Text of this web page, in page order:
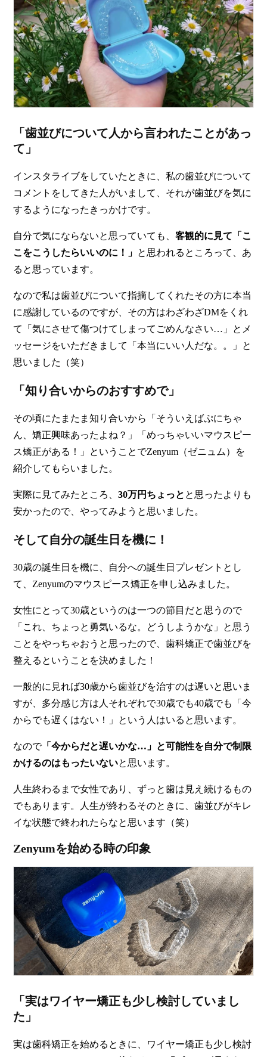
「歯並びについて人から言われたことがあっ
て」
インスタライブをしていたときに、私の歯並びについて
コメントをしてきた人がいまして、それが歯並びを気に
するようになったきっかけです。
自分で気にならないと思っていても、客観的に見て「こ
こをこうしたらいいのに！」 と思われるところって、あ
ると思っています。
なので私は歯並びについて指摘してくれたその方に本当
に感謝しているのですが、その方はわざわざDMをくれ
て「気にさせて傷つけてしまってごめんなさい…」とメ
ッセージをいただきまして「本当にいい人だな。。」と
思いました（笑）
「知り合いからのおすすめで」
その頃にたまたま知り合いから「そういえばぷにちゃ
ん、矯正興味あったよね？」「めっちゃいいマウスピー
ス矯正がある！」ということでZenyum（ゼニュム）を
紹介してもらいました。
実際に見てみたところ、30万円ちょっと と思ったよりも
安かったので、やってみようと思いました。
そして自分の誕生日を機に！
30歳の誕生日を機に、自分への誕生日プレゼントとし
て、Zenyumのマウスピース矯正を申し込みました。
女性にとって30歳というのは一つの節目だと思うので
「これ、ちょっと勇気いるな。どうしようかな」と思う
ことをやっちゃおうと思ったので、歯科矯正で歯並びを
整えるということを決めました！
一般的に見れば30歳から歯並びを治すのは遅いと思いま
すが、多分感じ方は人それぞれで30歳でも40歳でも「今
からでも遅くはない！」という人はいると思います。
なので「今からだと遅いかな…」と可能性を自分で制限
かけるのはもったいないと思います。
人生終わるまで女性であり、ずっと歯は見え続けるもの
でもあります。人生が終わるそのときに、歯並びがキレ
イな状態で終われたらなと思います（笑）
Zenyumを始める時の印象
「実はワイヤー矯正も少し検討していまし
た」
実は歯科矯正を始めるときに、ワイヤー矯正も少し検討